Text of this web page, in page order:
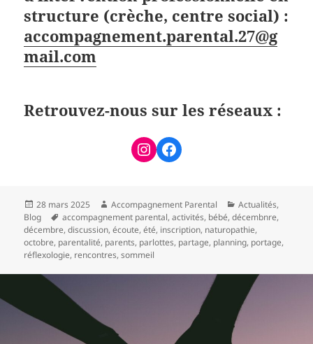
structure (crèche, centre social) :
accompagnement.parental.27@g
mail.com
Retrouvez-nous sur les réseaux :
28 mars 2025 Accompagnement Parental Actualités,
Blog
accompagnement parental,activités, bébé,décembnre,
décembre,discussion,écoute,été, inscription, naturopathie,
octobre, parentalité, parents, parlottes, partage, planning, portage,
réflexologie, rencontres,sommeil